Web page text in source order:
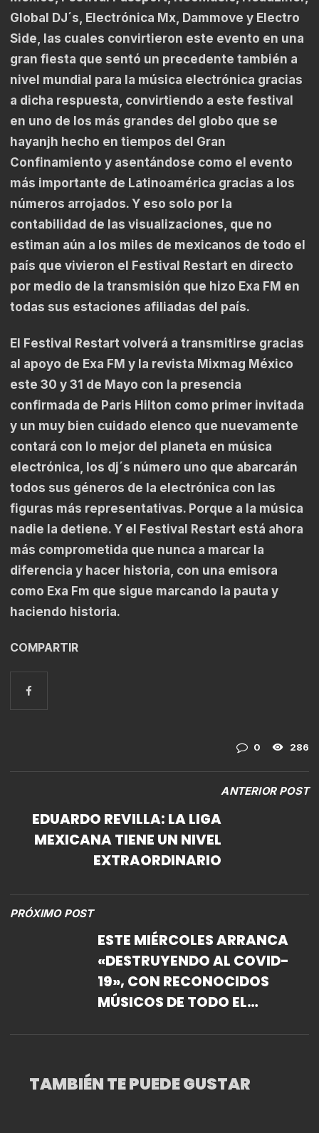
Global DJ´s, Electrónica Mx, Dammove y Electro
Side, las cuales convirtieron este evento en una
gran fiesta que sentó un precedente también a
nivel mundial para la música electrónica gracias
a dicha respuesta, convirtiendo a este festival
en uno de los más grandes del globo que se
hayanjh hecho en tiempos del Gran
Confinamiento y asentándose como el evento
más importante de Latinoamérica gracias a los
números arrojados. Y eso solo por la
contabilidad de las visualizaciones, que no
estiman aún a los miles de mexicanos de todo el
país que vivieron el Festival Restart en directo
por medio de la transmisión que hizo Exa FM en
todas sus estaciones afiliadas del país.
El Festival Restart volverá a transmitirse gracias
al apoyo de Exa FM y la revista Mixmag México
este 30 y 31 de Mayo con la presencia
confirmada de Paris Hilton como primer invitada
y un muy bien cuidado elenco que nuevamente
contará con lo mejor del planeta en música
electrónica, los dj´s número uno que abarcarán
todos sus géneros de la electrónica con las
figuras más representativas. Porque a la música
nadie la detiene. Y el Festival Restart está ahora
más comprometida que nunca a marcar la
diferencia y hacer historia, con una emisora
como Exa Fm que sigue marcando la pauta y
haciendo historia.
COMPARTIR
0 286
ANTERIOR POST
EDUARDO REVILLA: LA LIGA
MEXICANA TIENE UN NIVEL
EXTRAORDINARIO
PRÓXIMO POST
ESTE MIÉRCOLES ARRANCA
«DESTRUYENDO AL COVID-
19», CON RECONOCIDOS
MÚSICOS DE TODO EL
TAMBIÉN TE PUEDE GUSTAR